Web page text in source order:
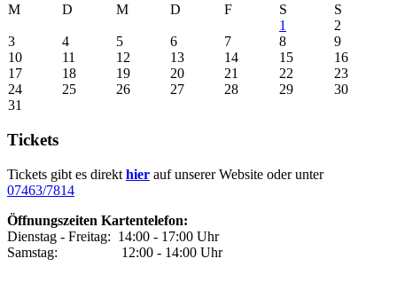
M
D M D F S
S
1
2
3
4 5 6 7 8
9
10
11 12 13 14 15
16
17
18 19 20 21 22
23
24
25 26 27 28 29
30
31
Tickets
Tickets gibt es direkt hier auf unserer Website oder unter
07463/7814
Öffnungszeiten Kartentelefon:
Dienstag - Freitag: 14:00 - 17:00 Uhr
Samstag: 12:00 - 14:00 Uhr